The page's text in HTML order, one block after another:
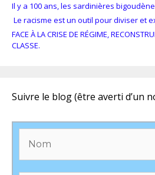
Il y a 100 ans, les sardinières
Le racisme est un outil pour diviser et
FACE À LA CRISE DE RÉGIME,
CLASSE.
Suivre le blog (être averti d’un